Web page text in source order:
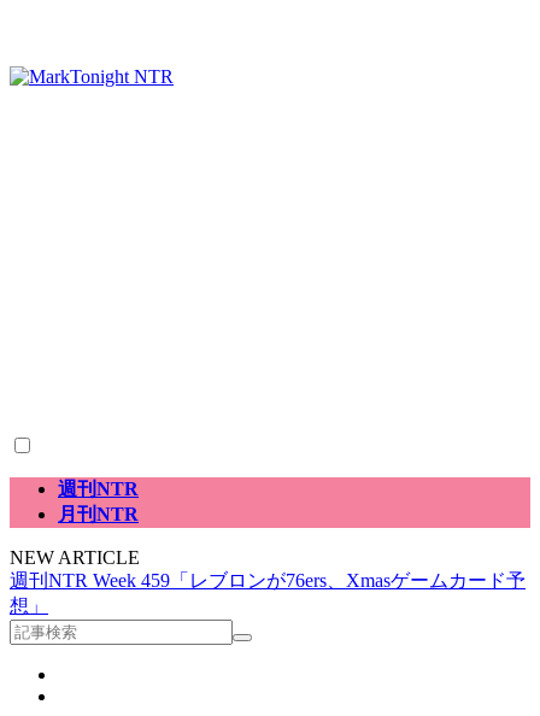
週刊NTR
月刊NTR
NEW ARTICLE
週刊NTR Week 459「レブロンが76ers、Xmasゲームカード予
想」